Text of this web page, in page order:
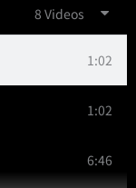
8 Videos
1:02
1:02
6:46